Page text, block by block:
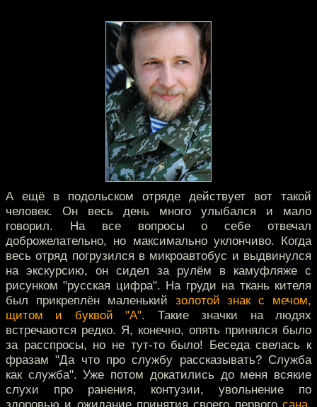
А ещё в подольском отряде действует вот такой
человек. Он весь день много улыбался и мало
говорил. На все вопросы о себе отвечал
доброжелательно, но максимально уклончиво. Когда
весь отряд погрузился в микроавтобус и выдвинулся
на экскурсию, он сидел за рулём в камуфляже с
рисунком "русская цифра". На груди на ткань кителя
был прикреплён маленький золотой знак с мечом,
щитом и буквой "А". Такие значки на людях
встречаются редко. Я, конечно, опять принялся было
за расспросы, но не тут-то было! Беседа свелась к
фразам "Да что про службу рассказывать? Служба
как служба". Уже потом докатились до меня всякие
слухи про ранения, контузии, увольнение по